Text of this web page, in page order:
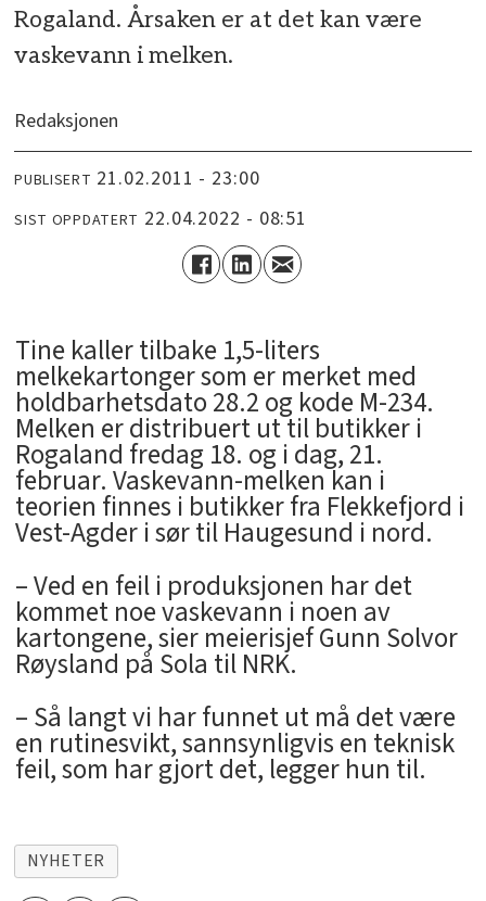
Rogaland. Årsaken er at det kan være
vaskevann i melken.
Redaksjonen
PUBLISERT 21.02.2011 - 23:00
SIST OPPDATERT 22.04.2022 - 08:51
Tine kaller tilbake 1,5-liters
melkekartonger som er merket med
holdbarhetsdato 28.2 og kode M-234.
Melken er distribuert ut til butikker i
Rogaland fredag 18. og i dag, 21.
februar. Vaskevann-melken kan i
teorien finnes i butikker fra Flekkefjord i
Vest-Agder i sør til Haugesund i nord.
– Ved en feil i produksjonen har det
kommet noe vaskevann i noen av
kartongene, sier meierisjef Gunn Solvor
Røysland på Sola til NRK.
– Så langt vi har funnet ut må det være
en rutinesvikt, sannsynligvis en teknisk
feil, som har gjort det, legger hun til.
NYHETER